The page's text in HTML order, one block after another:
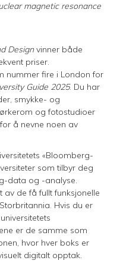
magnetic resonance
Designvinner både
priser.
nummer fire i London for
Guide 2025. Du har
smykke- og
og fotostudioer
å nevne noen av
«Bloomberg-
som tilbyr deg
data og -analyse.
av de få fullt funksjonelle
Hvis du er
er de samme som
hvor hver boks er
digitalt opptak.